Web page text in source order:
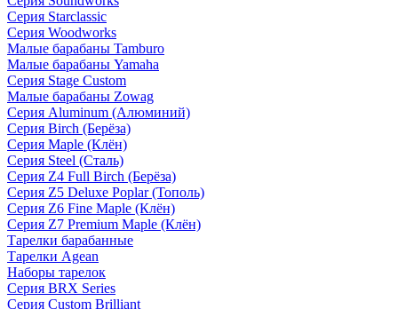
Серия Starclassic
Серия Woodworks
Малые барабаны Tamburo
Малые барабаны Yamaha
Серия Stage Custom
Малые барабаны Zowag
Серия Aluminum (Алюминий)
Серия Birch (Берёза)
Серия Maple (Клён)
Серия Steel (Сталь)
Серия Z4 Full Birch (Берёза)
Серия Z5 Deluxe Poplar (Тополь)
Серия Z6 Fine Maple (Клён)
Серия Z7 Premium Maple (Клён)
Тарелки барабанные
Тарелки Agean
Наборы тарелок
Серия BRX Series
Серия Custom Brilliant